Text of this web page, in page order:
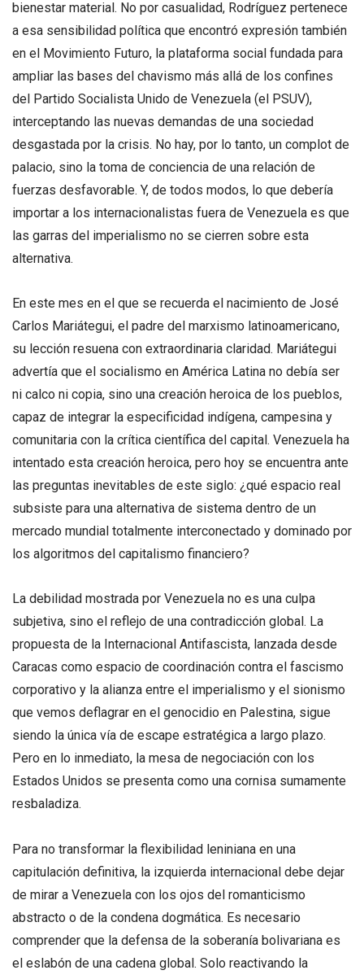
bienestar material. No por casualidad, Rodríguez pertenece
a esa sensibilidad política que encontró expresión también
en el Movimiento Futuro, la plataforma social fundada para
ampliar las bases del chavismo más allá de los confines
del Partido Socialista Unido de Venezuela (el PSUV),
interceptando las nuevas demandas de una sociedad
desgastada por la crisis. No hay, por lo tanto, un complot de
palacio, sino la toma de conciencia de una relación de
fuerzas desfavorable. Y, de todos modos, lo que debería
importar a los internacionalistas fuera de Venezuela es que
las garras del imperialismo no se cierren sobre esta
alternativa.
En este mes en el que se recuerda el nacimiento de José
Carlos Mariátegui, el padre del marxismo latinoamericano,
su lección resuena con extraordinaria claridad. Mariátegui
advertía que el socialismo en América Latina no debía ser
ni calco ni copia, sino una creación heroica de los pueblos,
capaz de integrar la especificidad indígena, campesina y
comunitaria con la crítica científica del capital. Venezuela ha
intentado esta creación heroica, pero hoy se encuentra ante
las preguntas inevitables de este siglo: ¿qué espacio real
subsiste para una alternativa de sistema dentro de un
mercado mundial totalmente interconectado y dominado por
los algoritmos del capitalismo financiero?
La debilidad mostrada por Venezuela no es una culpa
subjetiva, sino el reflejo de una contradicción global. La
propuesta de la Internacional Antifascista, lanzada desde
Caracas como espacio de coordinación contra el fascismo
corporativo y la alianza entre el imperialismo y el sionismo
que vemos deflagrar en el genocidio en Palestina, sigue
siendo la única vía de escape estratégica a largo plazo.
Pero en lo inmediato, la mesa de negociación con los
Estados Unidos se presenta como una cornisa sumamente
resbaladiza.
Para no transformar la flexibilidad leniniana en una
capitulación definitiva, la izquierda internacional debe dejar
de mirar a Venezuela con los ojos del romanticismo
abstracto o de la condena dogmática. Es necesario
comprender que la defensa de la soberanía bolivariana es
el eslabón de una cadena global. Solo reactivando la